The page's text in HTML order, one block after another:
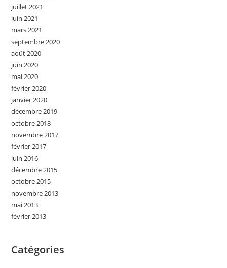
juillet 2021
juin 2021
mars 2021
septembre 2020
août 2020
juin 2020
mai 2020
février 2020
janvier 2020
décembre 2019
octobre 2018
novembre 2017
février 2017
juin 2016
décembre 2015
octobre 2015
novembre 2013
mai 2013
février 2013
Catégories